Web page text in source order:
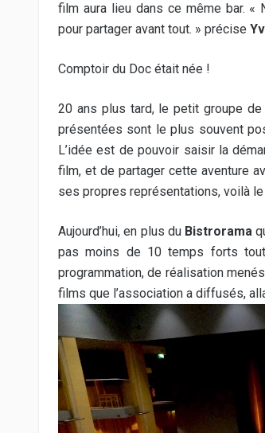
film aura lieu dans ce même bar.
pour partager avant tout. » précise
Comptoir du Doc était née !
20 ans plus tard, le petit groupe
présentées sont le plus souvent
L’idée est de pouvoir saisir la
film, et de partager cette aventure
ses propres représentations, voilà le
Aujourd’hui, en plus du Bistrorama
pas moins de 10 temps forts
programmation, de réalisation
films que l’association a diffusés,